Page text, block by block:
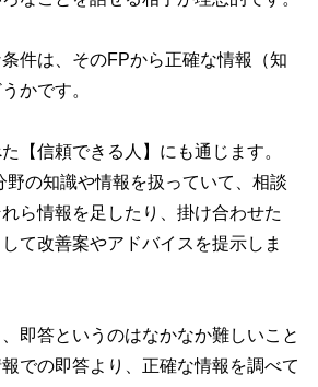
件は、そのFPから正確な情報（知
かです。
【信頼できる人】にも通じます。
野の知識や情報を扱っていて、相談
ら情報を足したり、掛け合わせた
て改善案やアドバイスを提示しま
即答というのはなかなか難しいこと
での即答より、正確な情報を調べて